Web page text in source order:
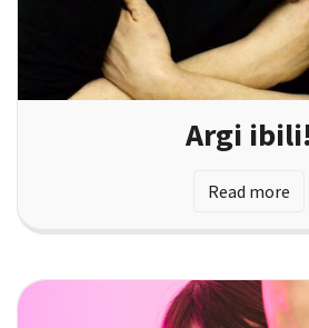
Argi ibili!
Read more